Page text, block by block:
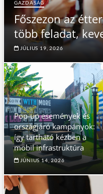
GAZDASÁG
Főszezon az
több feladat,
JÚLIUS 19, 2026
Pop-up események és
országjáró kampányok:
így tartható kézben a
mobil infrastruktúra
JÚNIUS 14, 2026